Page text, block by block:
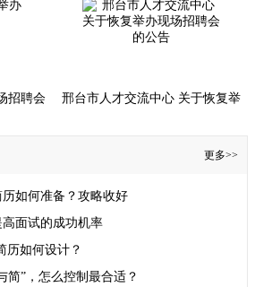
1800多场次
招聘会 邢台市人才交流中心 关于恢复举
更多>>
如何准备？攻略收好
面试的成功机率
历如何设计？
简”，怎么控制最合适？